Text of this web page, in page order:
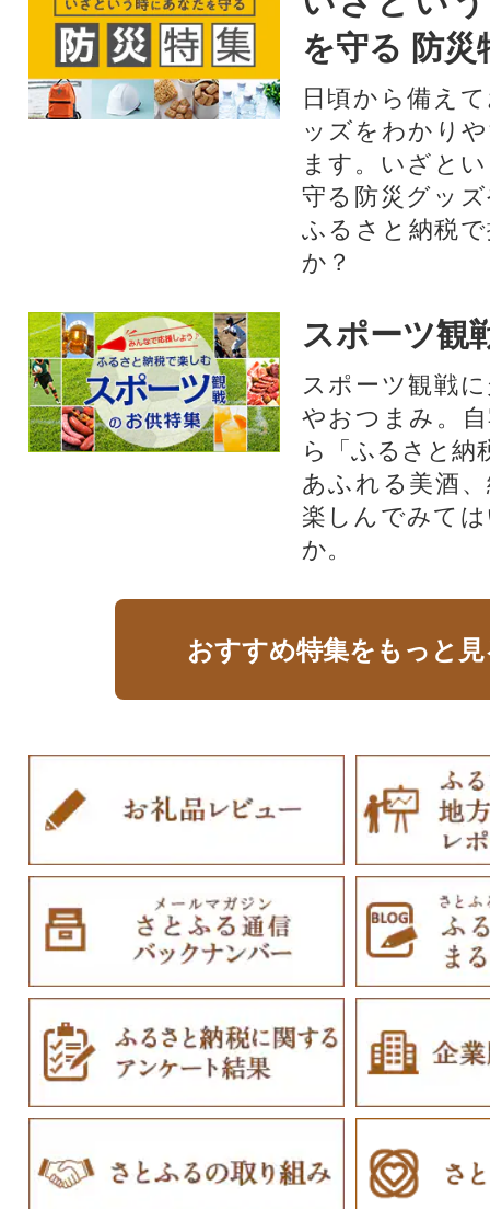
を守る 防災
日頃から備え
ッズをわかり
ます。いざと
守る防災グッ
ふるさと納税
か？
スポーツ観
スポーツ観戦
やおつまみ。
ら「ふるさと納
あふれる美酒
楽しんでみて
か。
おすすめ特集をもっと